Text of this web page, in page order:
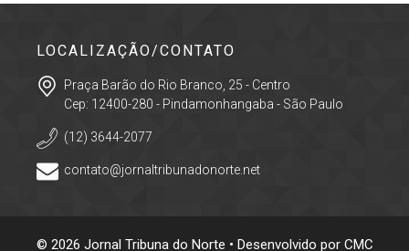
LOCALIZAÇÃO/CONTATO
Praça Barão do Rio Branco, 25 - Centro
Cep: 12400-280 - Pindamonhangaba - São Paulo
(12) 3644-2077
contato@jornaltribunadonorte.net
© 2026 Jornal Tribuna do Norte • Desenvolvido por CMC